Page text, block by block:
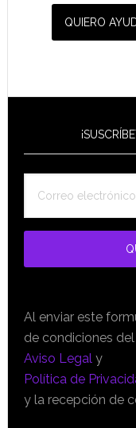
QUIERO
Al enviar este
de condiciones del
Aviso Legaly
Política de
y la recepción de